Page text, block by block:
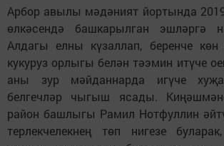
Арбор авылы мәдәният йортында
өлкәсендә башкарылган эшләргә
Алдагы елны күзаллап, беренче көн
кукуруз орлыгы белән тәэмин итүче
аны зур мәйданнарда игүче
белгечләр чыгыш ясады.
район башлыгы Рамил Нотфуллин
терлекчелекнең төп нигезе